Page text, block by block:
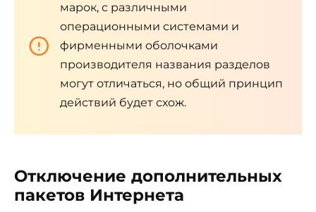
марок, с различными
операционными системами и
фирменными оболочками
производителя названия разделов
могут отличаться, но общий принцип
действий будет схож.
Отключение дополнительных
пакетов Интернета